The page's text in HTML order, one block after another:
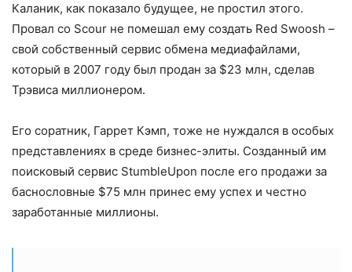
Каланик, как показало будущее, не простил этого.
Провал со Scour не поме­шал ему создать Red Swoosh –
свой соб­ственный сервис обмена медиафайлами,
который в 2007 году был продан за $23 млн, сделав
Трэвиса миллионером.
Его соратник, Гаррет Кэмп, тоже не нуждался в особых
представлениях в среде бизнес-элиты. Созданный им
по­исковый сервис StumbleUpon после его продажи за
баснословные $75 млн принес ему успех и честно
заработанные милли­оны.